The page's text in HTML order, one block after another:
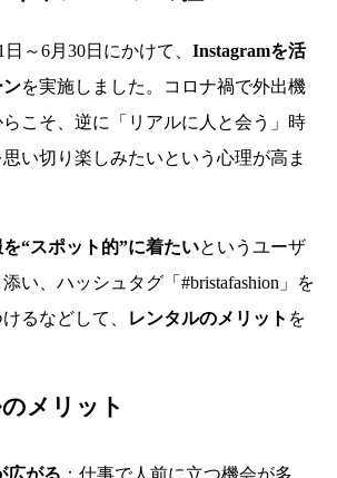
日～6月30日にかけて、 Instagramを活
ンを実施しました。コロナ禍で外出機
こそ、逆に「リアルに人と会う」時
い切り楽しみたいという心理が高ま
“スポット的”に着たいというユーザ
い、ハッシュタグ「#bristafashion」を
るなどして、
レンタルのメリット を
メリット